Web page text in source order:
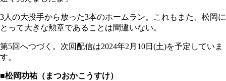
3人の大投手から放った3本のホームラン。これもまた、松岡に
とって大きな勲章であることは間違いない。
第5回へつづく。次回配信は2024年2月10日(土)を予定していま
す。
■松岡功祐（まつおかこうすけ）